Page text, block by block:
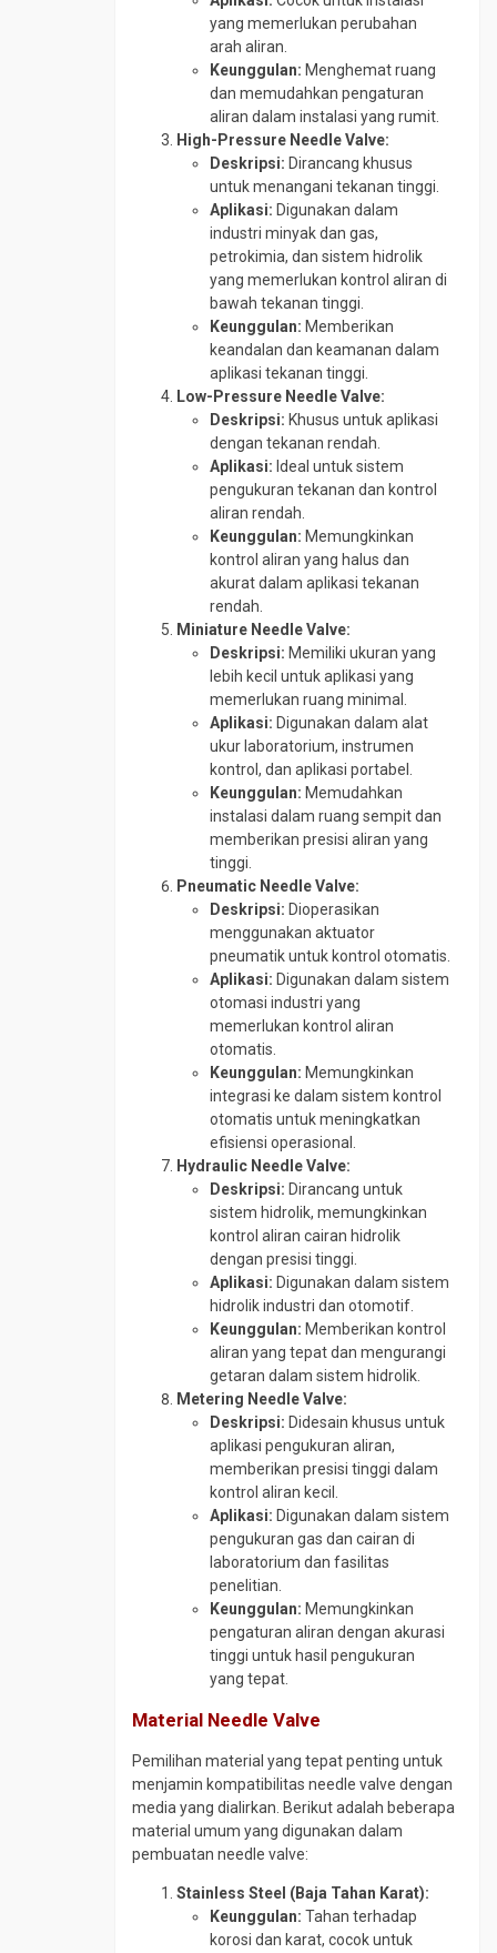
yang memerlukan perubahan
arah aliran.
Keunggulan: Menghemat ruang
dan memudahkan pengaturan
aliran dalam instalasi yang rumit.
High-Pressure Needle Valve:
Deskripsi: Dirancang khusus
untuk menangani tekanan tinggi.
Aplikasi: Digunakan dalam
industri minyak dan gas,
petrokimia, dan sistem hidrolik
yang memerlukan kontrol aliran di
bawah tekanan tinggi.
Keunggulan: Memberikan
keandalan dan keamanan dalam
aplikasi tekanan tinggi.
Low-Pressure Needle Valve:
Deskripsi: Khusus untuk aplikasi
dengan tekanan rendah.
Aplikasi: Ideal untuk sistem
pengukuran tekanan dan kontrol
aliran rendah.
Keunggulan: Memungkinkan
kontrol aliran yang halus dan
akurat dalam aplikasi tekanan
rendah.
Miniature Needle Valve:
Deskripsi: Memiliki ukuran yang
lebih kecil untuk aplikasi yang
memerlukan ruang minimal.
Aplikasi: Digunakan dalam alat
ukur laboratorium, instrumen
kontrol, dan aplikasi portabel.
Keunggulan: Memudahkan
instalasi dalam ruang sempit dan
memberikan presisi aliran yang
tinggi.
Pneumatic Needle Valve:
Deskripsi: Dioperasikan
menggunakan aktuator
pneumatik untuk kontrol otomatis.
Aplikasi: Digunakan dalam sistem
otomasi industri yang
memerlukan kontrol aliran
otomatis.
Keunggulan: Memungkinkan
integrasi ke dalam sistem kontrol
otomatis untuk meningkatkan
efisiensi operasional.
Hydraulic Needle Valve:
Deskripsi: Dirancang untuk
sistem hidrolik, memungkinkan
kontrol aliran cairan hidrolik
dengan presisi tinggi.
Aplikasi: Digunakan dalam sistem
hidrolik industri dan otomotif.
Keunggulan: Memberikan kontrol
aliran yang tepat dan mengurangi
getaran dalam sistem hidrolik.
Metering Needle Valve:
Deskripsi: Didesain khusus untuk
aplikasi pengukuran aliran,
memberikan presisi tinggi dalam
kontrol aliran kecil.
Aplikasi: Digunakan dalam sistem
pengukuran gas dan cairan di
laboratorium dan fasilitas
penelitian.
Keunggulan: Memungkinkan
pengaturan aliran dengan akurasi
tinggi untuk hasil pengukuran
yang tepat.
Material Needle Valve
Pemilihan material yang tepat penting untuk
menjamin kompatibilitas needle valve dengan
media yang dialirkan. Berikut adalah beberapa
material umum yang digunakan dalam
pembuatan needle valve:
Stainless Steel (Baja Tahan Karat):
Keunggulan: Tahan terhadap
korosi dan karat, cocok untuk